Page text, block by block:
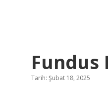
Fundus
Tarih: Şubat 18, 2025